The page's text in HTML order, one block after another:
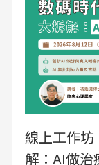
線上工作
解：AI做治